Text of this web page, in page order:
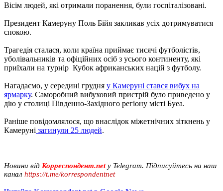
Вісім людей, які отримали поранення, були госпіталізовані.
Президент Камеруну Поль Бійя закликав усіх дотримуватися
спокою.
Трагедія сталася, коли країна приймає тисячі футболістів,
уболівальників та офіційних осіб з усього континенту, які
приїхали на турнір Кубок африканських націй з футболу.
Нагадаємо, у середині грудня у Камеруні стався вибух на
ярмарку. Саморобний вибуховий пристрій було приведено у
дію у столиці Південно-Західного регіону місті Буеа.
Раніше повідомлялося, що внаслідок міжетнічних зіткнень у
Камеруні загинули 25 людей.
Новини від Корреспондент.netу Telegram. Підписуйтесь на наш
канал https://t.me/korrespondentnet